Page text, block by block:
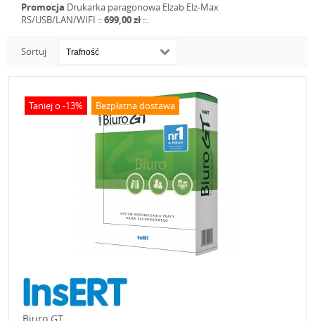
Promocja Drukarka paragonowa Elzab Elz-Max
RS/USB/LAN/WIFI ::699,00 zł ::.
Sortuj
Taniej o -13% Bezpłatna dostawa